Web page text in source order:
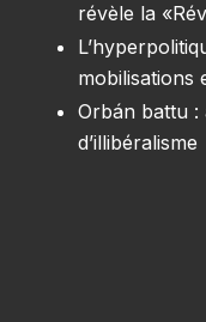
révèle la
mobilisations
Orbán battu :
d’illibéralisme